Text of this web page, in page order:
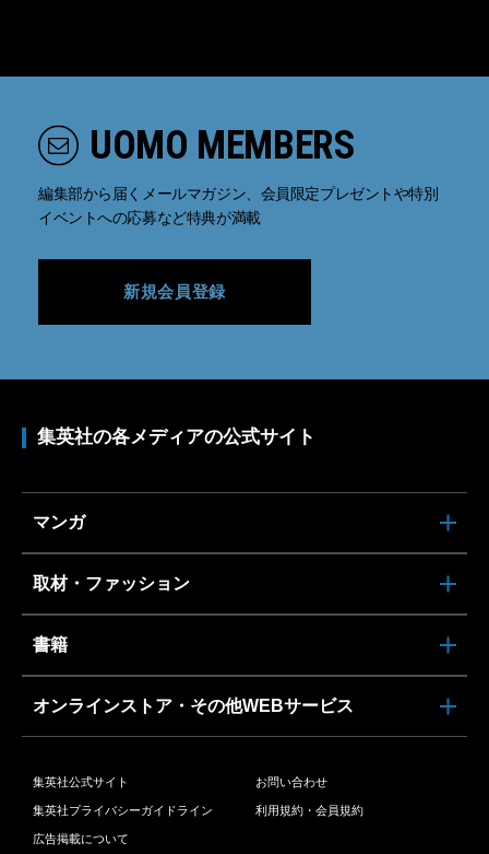
UOMO MEMBERS
編集部から届くメールマガジン、会員限定プレゼントや特別
イベントへの応募など特典が満載
新規会員登録
集英社の各メディアの公式サイト
マンガ
取材・ファッション
書籍
オンラインストア・その他WEBサービス
集英社公式サイト お問い合わせ
集英社プライバシーガイドライン 利用規約・会員規約
広告掲載について